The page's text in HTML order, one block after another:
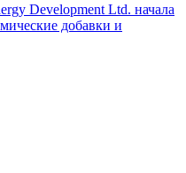
Development Ltd. начала
добавки и